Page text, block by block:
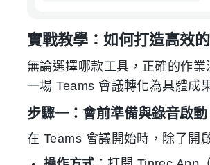
實戰教學：如何打造高效
無論選擇哪款工具，正確的作
一場 Teams 會議轉化為具體成
步驟一：會前準備與錄音啟動
在 Teams 會議開始時，除了開